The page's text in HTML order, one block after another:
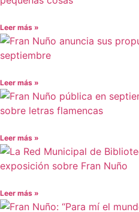
Leer más »
Leer más »
Leer más »
Leer más »